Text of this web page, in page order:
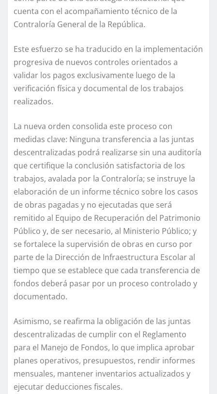
cuenta con el acompañamiento técnico de la
Contraloría General de la República.
Este esfuerzo se ha traducido en la implementación
progresiva de nuevos controles orientados a
validar los pagos exclusivamente luego de la
verificación física y documental de los trabajos
realizados.
La nueva orden consolida este proceso con
medidas clave: Ninguna transferencia a las juntas
descentralizadas podrá realizarse sin una auditoría
que certifique la conclusión satisfactoria de los
trabajos, avalada por la Contraloría; se instruye la
elaboración de un informe técnico sobre los casos
de obras pagadas y no ejecutadas que será
remitido al Equipo de Recuperación del Patrimonio
Público y, de ser necesario, al Ministerio Público; y
se fortalece la supervisión de obras en curso por
parte de la Dirección de Infraestructura Escolar al
tiempo que se establece que cada transferencia de
fondos deberá pasar por un proceso controlado y
documentado.
Asimismo, se reafirma la obligación de las juntas
descentralizadas de cumplir con el Reglamento
para el Manejo de Fondos, lo que implica aprobar
planes operativos, presupuestos, rendir informes
mensuales, mantener inventarios actualizados y
ejecutar deducciones fiscales.